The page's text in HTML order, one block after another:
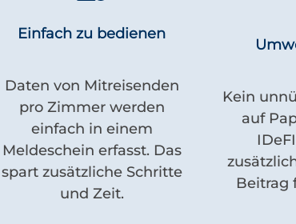
Einfach zu bedienen
Daten von Mitreisenden
pro Zimmer werden
einfach in einem
Meldeschein erfasst. Das
spart zusätzliche Schritte
und Zeit.
Kein
auf
Beitrag